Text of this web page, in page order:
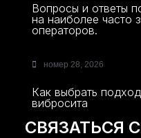
Вопросы и ответы
на наиболее часто
операторов.
номер 28, 2026
Как выбрать
вибросита
СВЯЗАТЬСЯ